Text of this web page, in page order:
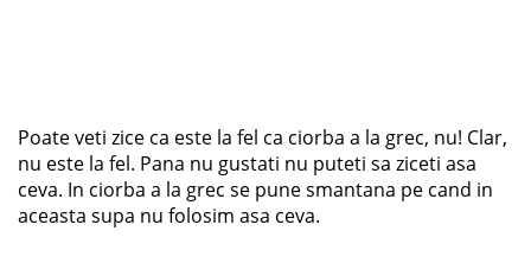
Poate veti zice ca este la fel ca ciorba a la grec, nu! Clar,
nu este la fel. Pana nu gustati nu puteti sa ziceti asa
ceva. In ciorba a la grec se pune smantana pe cand in
aceasta supa nu folosim asa ceva.